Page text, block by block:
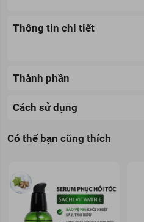
Thông tin chi tiết
Thành phần
Cách sử dụng
Có thể bạn cũng thích